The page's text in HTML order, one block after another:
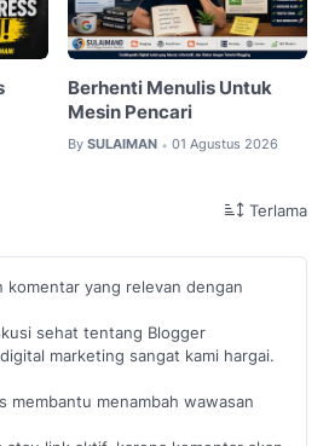
Berhenti Menulis Untuk
Mesin Pencari
By SULAIMAN • 01 Agustus 2026
Terlama
komentar yang relevan dengan
sehat tentang Blogger
marketing sangat kami hargai.
membantu menambah wawasan